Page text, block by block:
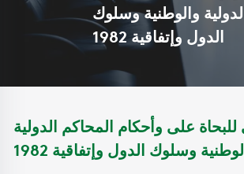
والوطنية وسلوك
الدول وإتفاقية 1982
للبحاة على وأحكام المحاكم الدولية
وسلوك الدول وإتفاقية 1982